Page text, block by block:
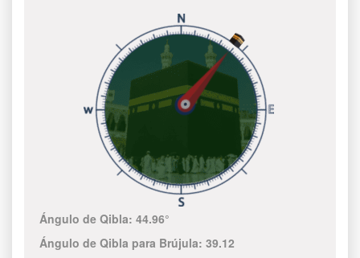
Ángulo de Qibla:44.96°
Ángulo de Qibla para Brújula:39.12